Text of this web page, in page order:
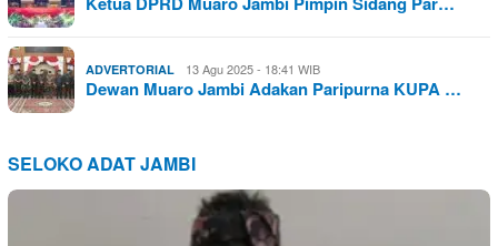
ADVERTORIAL 13 Agu 2025 - 18:41 WIB
Dewan Muaro Jambi Adakan Paripurna KUPA …
SELOKO ADAT JAMBI